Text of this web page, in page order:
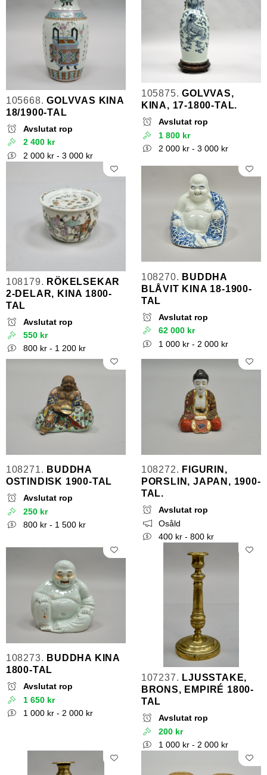
105668. GOLVVAS KINA
18/1900-TAL
Avslutat rop
2 400 kr
2 000 kr - 3 000 kr
105875. GOLVVAS,
KINA, 17-1800-TAL.
Avslutat rop
1 800 kr
2 000 kr - 3 000 kr
108179. RÖKELSEKAR
2-DELAR, KINA 1800-
TAL
Avslutat rop
550 kr
800 kr - 1 200 kr
108270. BUDDHA
BLÅVIT KINA 18-1900-
TAL
Avslutat rop
62 000 kr
1 000 kr - 2 000 kr
108271. BUDDHA
OSTINDISK 1900-TAL
Avslutat rop
250 kr
800 kr - 1 500 kr
108272. FIGURIN,
PORSLIN, JAPAN, 1900-
TAL.
Avslutat rop
Osåld
400 kr - 800 kr
108273. BUDDHA KINA
1800-TAL
Avslutat rop
1 650 kr
1 000 kr - 2 000 kr
107237. LJUSSTAKE,
BRONS, EMPIRÉ 1800-
TAL
Avslutat rop
200 kr
1 000 kr - 2 000 kr